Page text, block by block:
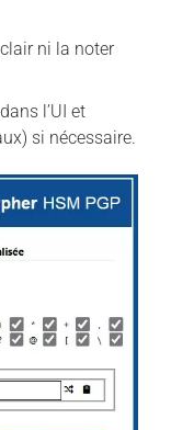
ni la noter
l’UI et
si nécessaire.